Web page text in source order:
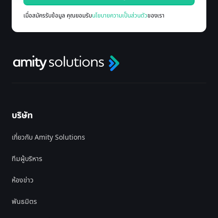
เมื่อสมัครรับข้อมูล คุณยอมรับนโยบายความเป็นส่วนตัวของเรา
บริษัท
เกี่ยวกับ Amity Solutions
ทีมผู้บริหาร
ห้องข่าว
พันธมิตร